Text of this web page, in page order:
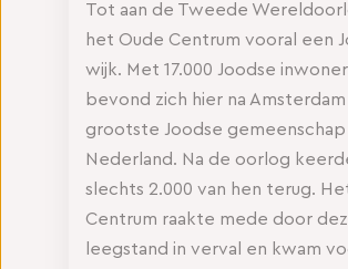
Tot aan de Tweede
het Oude Centrum vooral een
wijk. Met 17.000 Joodse
bevond zich hier na
grootste Joodse gemeenschap
Nederland. Na de oorlog
slechts 2.000 van hen terug.
Centrum raakte mede door
leegstand in verval en kwam